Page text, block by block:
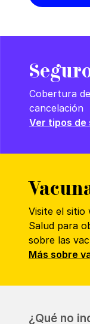
Cobertura
cancelación
Ver tipos de
Visite el sitio
Salud para
sobre las
Más sobre
¿Qué no